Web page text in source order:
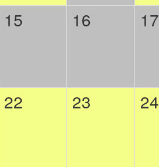
15 16 17
22 23 24